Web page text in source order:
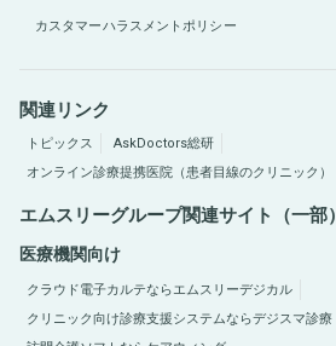
カスタマーハラスメントポリシー
関連リンク
トピックス
AskDoctors総研
オンライン診療提携医院（患者目線のクリニック）
エムスリーグループ関連サイト（一部）
医療機関向け
クラウド電子カルテならエムスリーデジカル
クリニック向け診療支援システムならデジスマ診療